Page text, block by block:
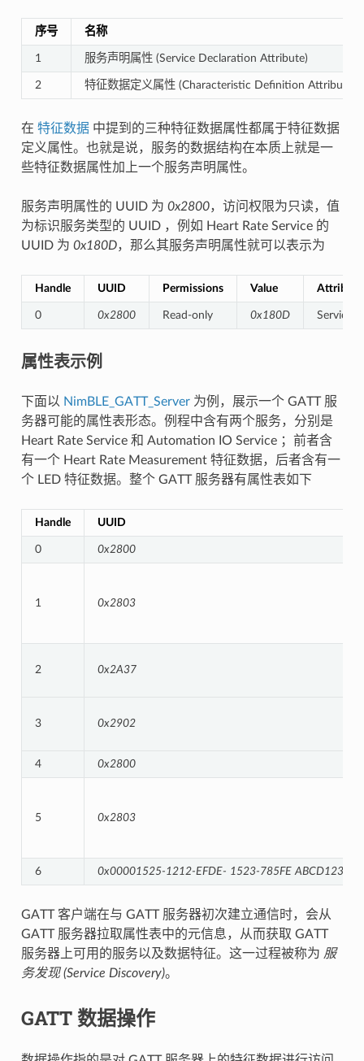
序号 名称
1 服务声明属性 (Service Declaration Attribute)
2 特征数据定义属性 (Characteristic Definition Attributes)
在 特征数据中提到的三种特征数据属性都属于特征数据
定义属性。也就是说，服务的数据结构在本质上就是一
些特征数据属性加上一个服务声明属性。
服务声明属性的 UUID 为 0x2800，访问权限为只读，值
为标识服务类型的 UUID ，例如 Heart Rate Service 的
UUID 为 0x180D，那么其服务声明属性就可以表示为
Handle UUID Permissions Value Attribute
0 0x2800 Read-only 0x180D Service
属性表示例
下面以 NimBLE_GATT_Server 为例，展示一个 GATT 服
务器可能的属性表形态。例程中含有两个服务，分别是
Heart Rate Service 和 Automation IO Service ；前者含
有一个 Heart Rate Measurement 特征数据，后者含有一
个 LED 特征数据。整个 GATT 服务器有属性表如下
Handle UUID
0 0x2800
1 0x2803
2 0x2A37
3 0x2902
4 0x2800
5 0x2803
6 0x00001525-1212-EFDE- 1523-785FE ABCD123
GATT 客户端在与 GATT 服务器初次建立通信时，会从
GATT 服务器拉取属性表中的元信息，从而获取 GATT
服务器上可用的服务以及数据特征。这一过程被称为 服
务发现 (Service Discovery)。
GATT 数据操作